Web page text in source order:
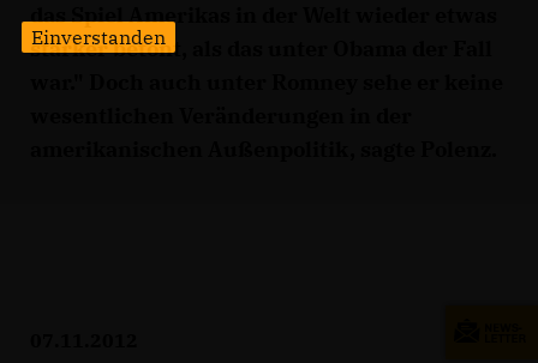
das Spiel Amerikas in der Welt wieder etwas
stärker betont, als das unter Obama der Fall
Einverstanden